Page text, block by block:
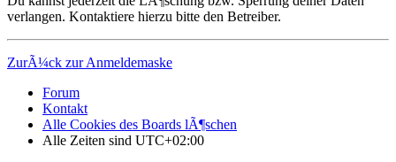
verlangen. Kontaktiere hierzu bitte den Betreiber.
ZurÃ¼ck zur Anmeldemaske
Forum
Kontakt
Alle Cookies des Boards lÃ¶schen
Alle Zeiten sind UTC+02:00